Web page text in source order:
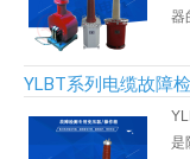
器
YLBT系列电缆故障
是